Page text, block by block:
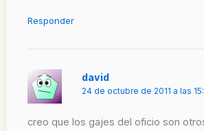
Responder
david
24 de octubre de 2011 a las
creo que los gajes del oficio son